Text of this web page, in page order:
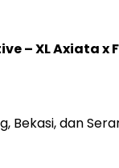
– XL Axiata
Bekasi, dan